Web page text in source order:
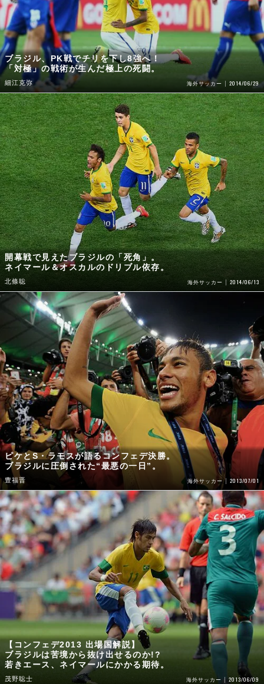
ブラジル、PK戦でチリを下し8強へ！
「対極」の戦術が生んだ極上の死闘。
細江克弥 海外サッカー 2014/06/29
開幕戦で見えたブラジルの「死角」。
ネイマール＆オスカルのドリブル依存。
北條聡 海外サッカー 2014/06/13
ピケとS・ラモスが語るコンフェデ決勝。
ブラジルに圧倒された“最悪の一日”。
豊福晋 海外サッカー 2013/07/01
【コンフェデ2013 出場国解説】
ブラジルは苦境から抜け出せるのか!?
若きエース、ネイマールにかかる期待。
茂野聡士 海外サッカー 2013/06/09